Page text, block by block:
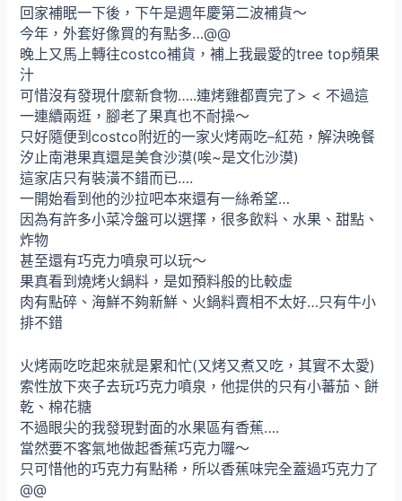
回家補眠一下後，下午是週年慶第二波補貨～
今年，外套好像買的有點多…@@
晚上又馬上轉往costco補貨，補上我最愛的tree top頻果
汁
可惜沒有發現什麼新食物…..連烤雞都賣完了> < 不過這
一連續兩逛，腳老了果真也不耐操～
只好隨便到costco附近的一家火烤兩吃–紅苑，解決晚餐
汐止南港果真還是美食沙漠(唉~是文化沙漠)
這家店只有裝潢不錯而已….
一開始看到他的沙拉吧本來還有一絲希望…
因為有許多小菜冷盤可以選擇，很多飲料、水果、甜點、
炸物
甚至還有巧克力噴泉可以玩～
果真看到燒烤火鍋料，是如預料般的比較虛
肉有點碎、海鮮不夠新鮮、火鍋料賣相不太好…只有牛小
排不錯
火烤兩吃吃起來就是累和忙(又烤又煮又吃，其實不太愛)
索性放下夾子去玩巧克力噴泉，他提供的只有小蕃茄、餅
乾、棉花糖
不過眼尖的我發現對面的水果區有香蕉….
當然要不客氣地做起香蕉巧克力囉～
只可惜他的巧克力有點稀，所以香蕉味完全蓋過巧克力了
@@